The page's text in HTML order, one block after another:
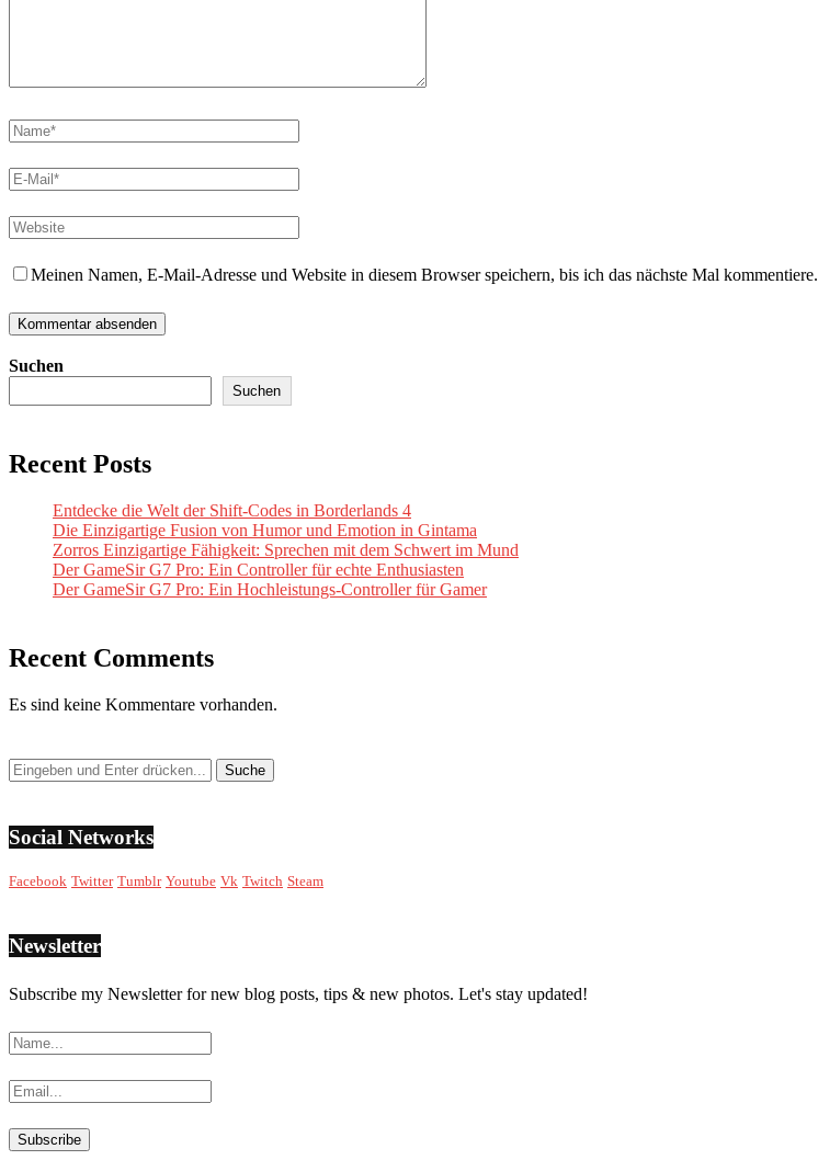
Meinen Namen, E-Mail-Adresse und Website in diesem Browser speichern, bis ich das nächste Mal kommentiere.
Suchen
Suchen
Recent Posts
Entdecke die Welt der Shift-Codes in Borderlands 4
Die Einzigartige Fusion von Humor und Emotion in Gintama
Zorros Einzigartige Fähigkeit: Sprechen mit dem Schwert im Mund
Der GameSir G7 Pro: Ein Controller für echte Enthusiasten
Der GameSir G7 Pro: Ein Hochleistungs-Controller für Gamer
Recent Comments
Es sind keine Kommentare vorhanden.
Social Networks
Facebook Twitter Tumblr Youtube Vk Twitch Steam
Newsletter
Subscribe my Newsletter for new blog posts, tips & new photos. Let's stay updated!